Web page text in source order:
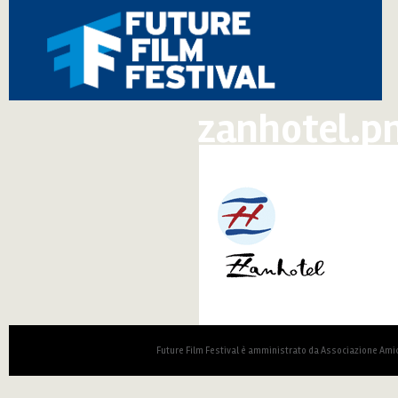
Future Film Festival è amministrato da Associazione